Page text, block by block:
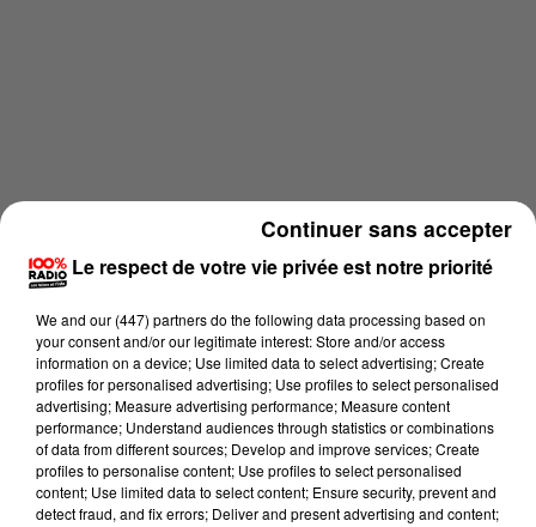
Lecture (3 min 56 sec)
Le respect de votre vie privée est notre priorité
We and our (447) partnersdo the following data processing based on
your consent and/or our legitimate interest: Store and/or access
information on a device; Use limited data to select advertising; Create
profiles for personalised advertising; Use profiles to select personalised
advertising; Measure advertising performance; Measure content
performance; Understand audiences through statistics or combinations
of data from different sources; Develop and improve services; Create
profiles to personalise content; Use profiles to select personalised
content; Use limited data to select content; Ensure security, prevent and
detect fraud, and fix errors; Deliver and present advertising and content;
Continuer sans accepter